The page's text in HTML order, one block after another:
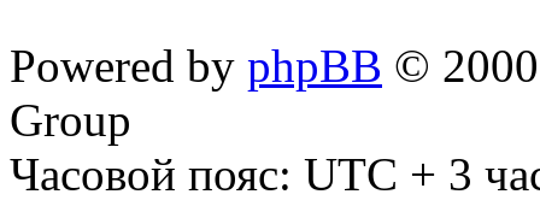
Powered by phpBB ©
Group
Часовой пояс: UTC + 3